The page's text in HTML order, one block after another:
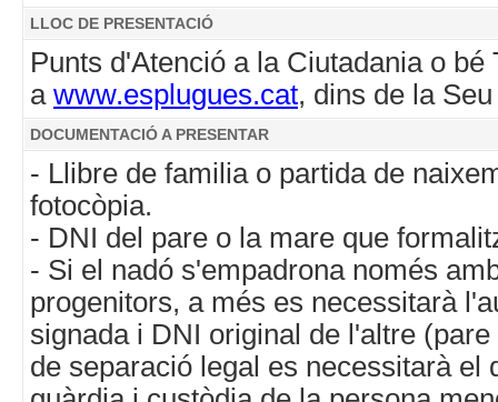
LLOC DE PRESENTACIÓ
Punts d'Atenció a la Ciutadania o bé
a www.esplugues.cat, dins de la
DOCUMENTACIÓ A PRESENTAR
- Llibre de familia o partida de
fotocòpia.
- DNI del pare o la mare que
- Si el nadó s'empadrona només
progenitors, a més es necessitarà
signada i DNI original de l'altre
de separació legal es necessitarà el